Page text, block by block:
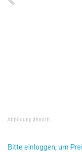
Abbildung ähnlich
Bitte einloggen, um